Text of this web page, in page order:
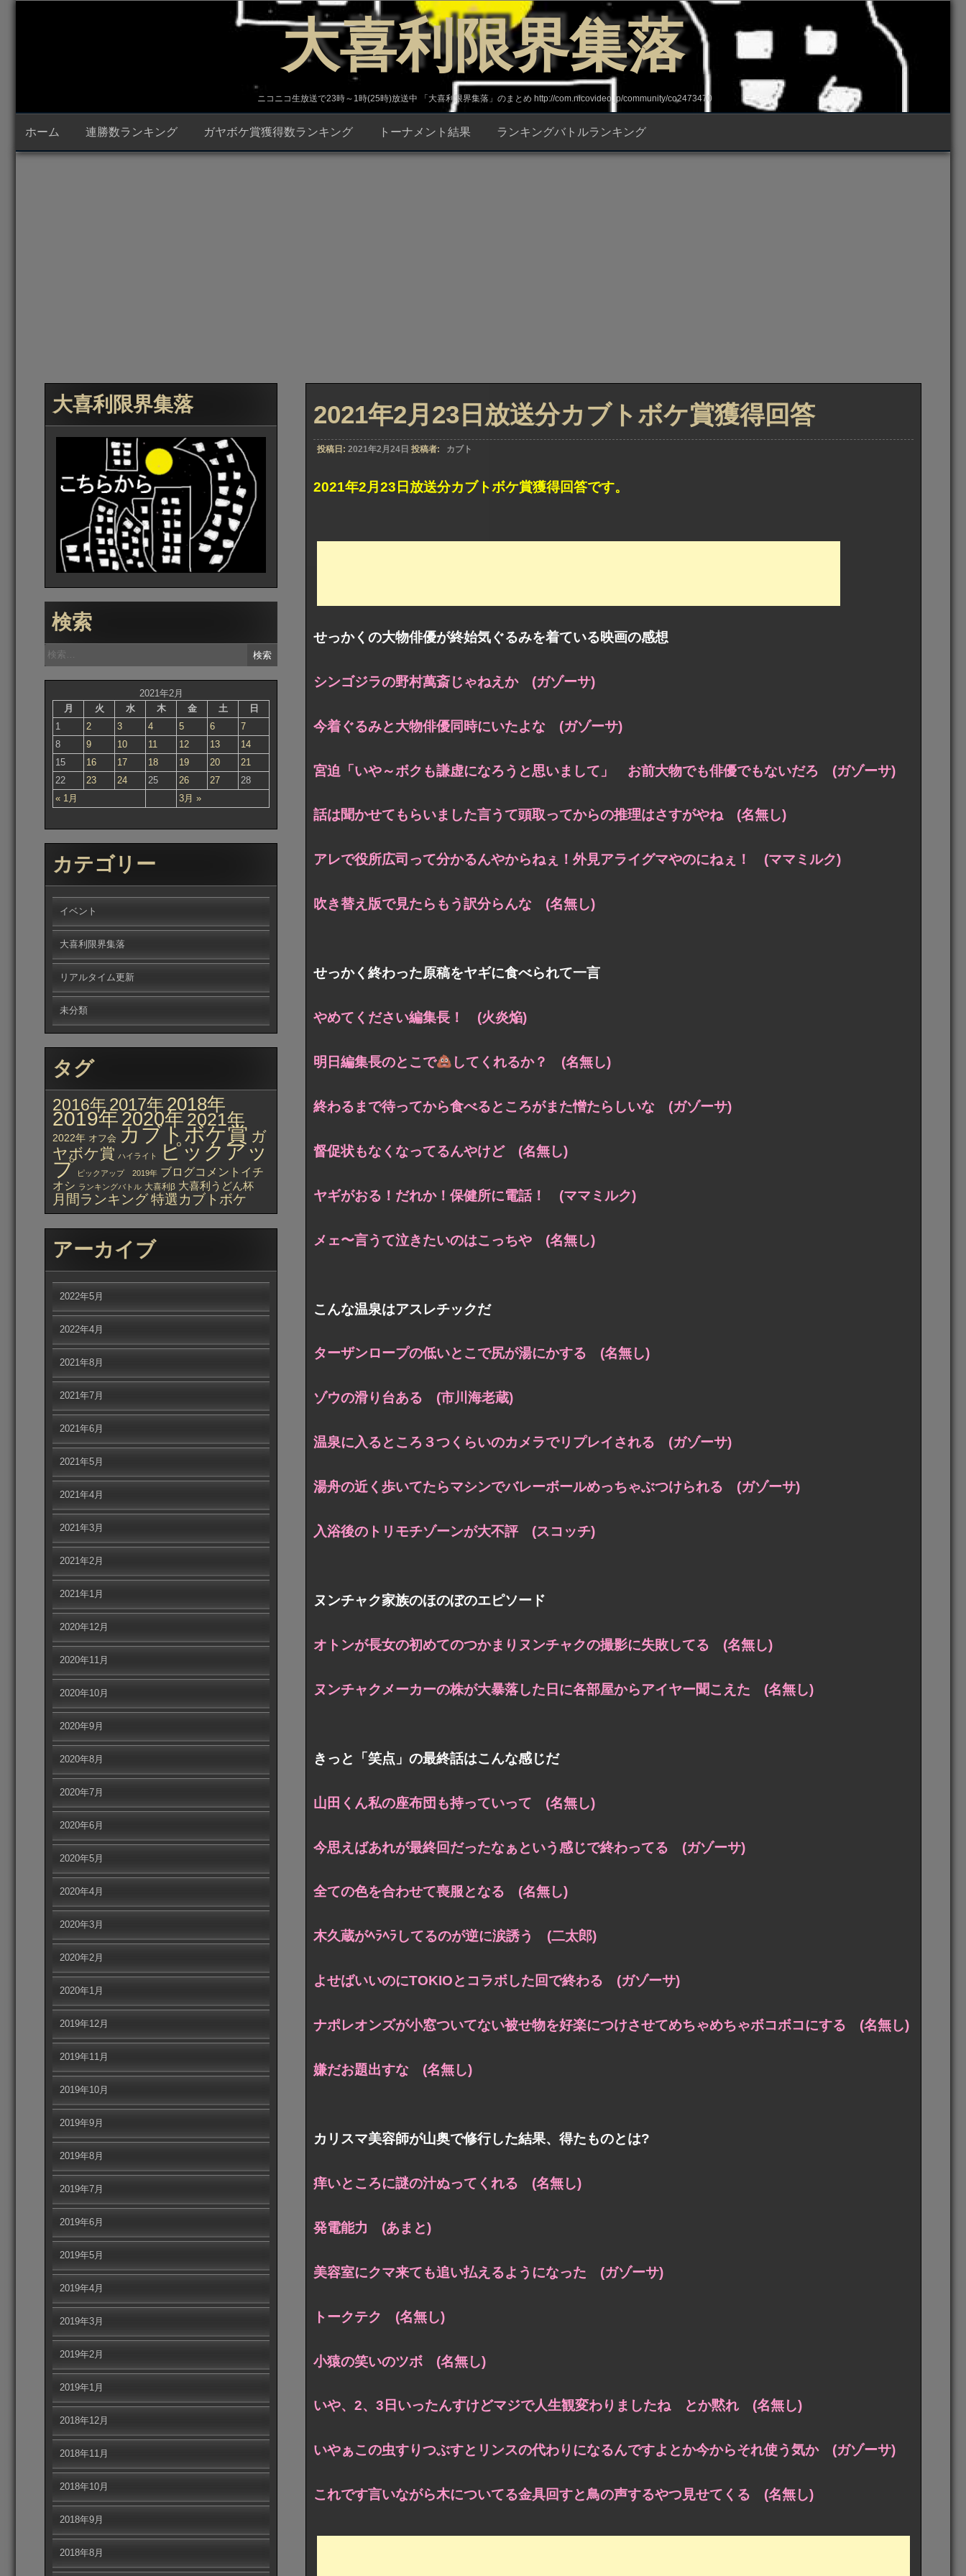
プ
大喜利限界集落
ニコニコ生放送で23時～1時(25時)放送中 「大喜利限界集落」のまとめ http://com.nicovideo.jp/community/co2473470
ホーム 連勝数ランキング ガヤボケ賞獲得数ランキング トーナメント結果 ランキングバトルランキング
2021年2月23日放送分カブトボケ賞獲得回答
投稿日: 2021年2月24日 投稿者: カブト
2021年2月23日放送分カブトボケ賞獲得回答です。
せっかくの大物俳優が終始気ぐるみを着ている映画の感想
シンゴジラの野村萬斎じゃねえか (ガゾーサ)
今着ぐるみと大物俳優同時にいたよな (ガゾーサ)
宮迫「いや～ボクも謙虚になろうと思いまして」 お前大物でも俳優でもないだろ (ガゾーサ)
話は聞かせてもらいました言うて頭取ってからの推理はさすがやね (名無し)
アレで役所広司って分かるんやからねぇ！外見アライグマやのにねぇ！ (ママミルク)
吹き替え版で見たらもう訳分らんな (名無し)
せっかく終わった原稿をヤギに食べられて一言
やめてください編集長！ (火炎焔)
明日編集長のとこで してくれるか？ (名無し)
終わるまで待ってから食べるところがまた憎たらしいな (ガゾーサ)
督促状もなくなってるんやけど (名無し)
ヤギがおる！だれか！保健所に電話！ (ママミルク)
メェ〜言うて泣きたいのはこっちや (名無し)
こんな温泉はアスレチックだ
ターザンロープの低いとこで尻が湯にかする (名無し)
ゾウの滑り台ある (市川海老蔵)
温泉に入るところ３つくらいのカメラでリプレイされる (ガゾーサ)
湯舟の近く歩いてたらマシンでバレーボールめっちゃぶつけられる (ガゾーサ)
入浴後のトリモチゾーンが大不評 (スコッチ)
ヌンチャク家族のほのぼのエピソード
オトンが長女の初めてのつかまりヌンチャクの撮影に失敗してる (名無し)
ヌンチャクメーカーの株が大暴落した日に各部屋からアイヤー聞こえた (名無し)
きっと「笑点」の最終話はこんな感じだ
山田くん私の座布団も持っていって (名無し)
今思えばあれが最終回だったなぁという感じで終わってる (ガゾーサ)
全ての色を合わせて喪服となる (名無し)
木久蔵がﾍﾗﾍﾗしてるのが逆に涙誘う (二太郎)
よせばいいのにTOKIOとコラボした回で終わる (ガゾーサ)
ナポレオンズが小窓ついてない被せ物を好楽につけさせてめちゃめちゃボコボコにする (名無し)
嫌だお題出すな (名無し)
カリスマ美容師が山奥で修行した結果、得たものとは?
痒いところに謎の汁ぬってくれる (名無し)
発電能力 (あまと)
美容室にクマ来ても追い払えるようになった (ガゾーサ)
トークテク (名無し)
小猿の笑いのツボ (名無し)
いや、2、3日いったんすけどマジで人生観変わりましたね とか黙れ (名無し)
いやぁこの虫すりつぶすとリンスの代わりになるんですよとか今からそれ使う気か (ガゾーサ)
これです言いながら木についてる金具回すと鳥の声するやつ見せてくる (名無し)
大喜利限界集落
検索
検
索:
2021年2月
月
火 水 木 金 土 日
« 1月 3月 »
1 2 3 4 5 6
7
8
9 10 11 12 13
14
15
16 17 18 19 20
21
22
23 24 25 26 27 28
カテゴリー
イベント
大喜利限界集落
リアルタイム更新
未分類
タグ
2016年 2017年 2018年
2019年2020年 2021年
2022年 オフ会 カブトボケ賞 ガ
ヤボケ賞 ハイライト ピックアッ
プ ピックアップ 2019年 ブログコメントイチ
オシ ランキングバトル 大喜利β 大喜利うどん杯
月間ランキング特選カブトボケ
アーカイブ
2022年5月
2022年4月
2021年8月
2021年7月
2021年6月
2021年5月
2021年4月
2021年3月
2021年2月
2021年1月
2020年12月
2020年11月
2020年10月
2020年9月
2020年8月
2020年7月
2020年6月
2020年5月
2020年4月
2020年3月
2020年2月
2020年1月
2019年12月
2019年11月
2019年10月
2019年9月
2019年8月
2019年7月
2019年6月
2019年5月
2019年4月
2019年3月
2019年2月
2019年1月
2018年12月
2018年11月
2018年10月
2018年9月
2018年8月